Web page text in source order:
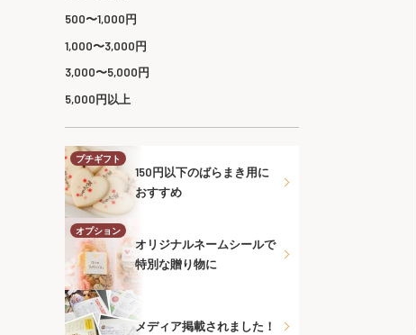
500〜1,000円
1,000〜3,000円
3,000〜5,000円
5,000円以上
プチギフト
150円以下のばらまき用に
おすすめ
オプション
オリジナルネームシールで
特別な贈り物に
メディア掲載されました！